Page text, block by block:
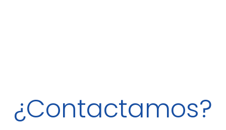
¿Contactamos?